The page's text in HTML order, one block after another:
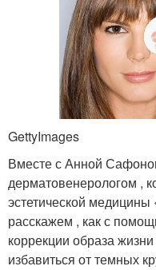
GettyImages
Вместе с Анной
дерматовенерологом ,
эстетической
расскажем , как с
коррекции образа
избавиться от темных